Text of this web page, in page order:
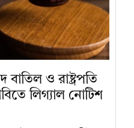
বাতিল ও রাষ্ট্রপতি
লিগ্যাল নোটিশ